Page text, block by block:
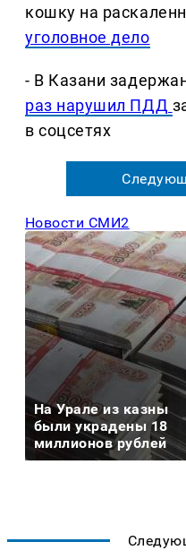
кошку на
уголовное дело
- В Казани
раз нарушил ПДД
в соцсетях
Новости СМИ2
На Урале из казны
были украдены 18
миллионов рублей